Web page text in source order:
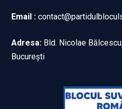
Email :
Adresa: Bld. Nicolae
București